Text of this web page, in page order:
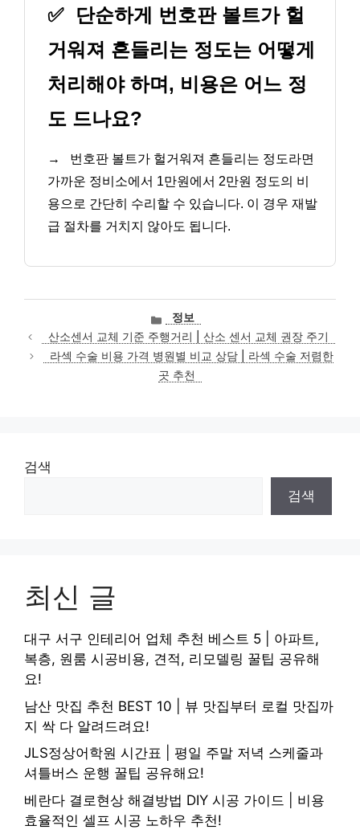
✅
단순하게 번호판 볼트가 헐
거워져 흔들리는 정도는 어떻게
처리해야 하며, 비용은 어느 정
도 드나요?
→
번호판 볼트가 헐거워져 흔들리는 정도라면
가까운 정비소에서 1만원에서 2만원 정도의 비
용으로 간단히 수리할 수 있습니다. 이 경우 재발
급 절차를 거치지 않아도 됩니다.
카
테
고
리
정보
산소센서 교체 기준 주행거리 | 산소 센서 교체 권장 주기
라섹 수술 비용 가격 병원별 비교 상담 | 라섹 수술 저렴한
곳 추천
검색
검색
최신 글
대구 서구 인테리어 업체 추천 베스트 5 | 아파트,
복층, 원룸 시공비용, 견적, 리모델링 꿀팁 공유해
요!
남산 맛집 추천 BEST 10 | 뷰 맛집부터 로컬 맛집까
지 싹 다 알려드려요!
JLS정상어학원 시간표 | 평일 주말 저녁 스케줄과
셔틀버스 운행 꿀팁 공유해요!
베란다 결로현상 해결방법 DIY 시공 가이드 | 비용
효율적인 셀프 시공 노하우 추천!